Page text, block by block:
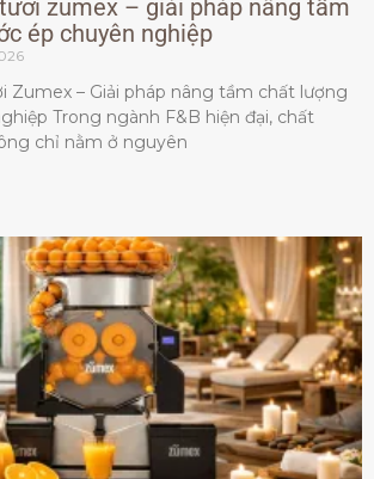
zumex – giải pháp nâng tầm
ép chuyên nghiệp
Zumex – Giải pháp nâng tầm chất lượng
Trong ngành F&B hiện đại, chất
chỉ nằm ở nguyên